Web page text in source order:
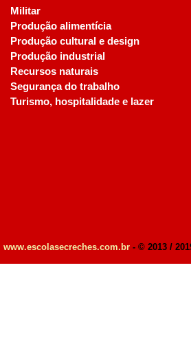
Militar
Produção alimentícia
Produção cultural e design
Produção industrial
Recursos naturais
Segurança do trabalho
Turismo, hospitalidade e lazer
www.escolasecreches.com.br - © 2013 /